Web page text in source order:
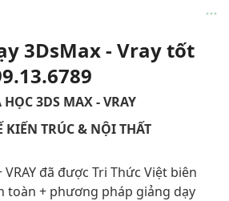
3DsMax - Vray tốt
HỌC 3DS MAX - VRAY
KIẾN TRÚC & NỘI THẤT
VRAY đã được Tri Thức Việt biên
toàn + phương pháp giảng dạy